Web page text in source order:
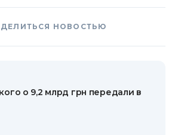
НОВОСТЬЮ
о 9,2 млрд грн передали в